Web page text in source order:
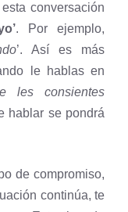
conversación
. Por ejemplo,
’. Así es más
le hablas en
les consientes
hablar se pondrá
de compromiso,
continúa, te